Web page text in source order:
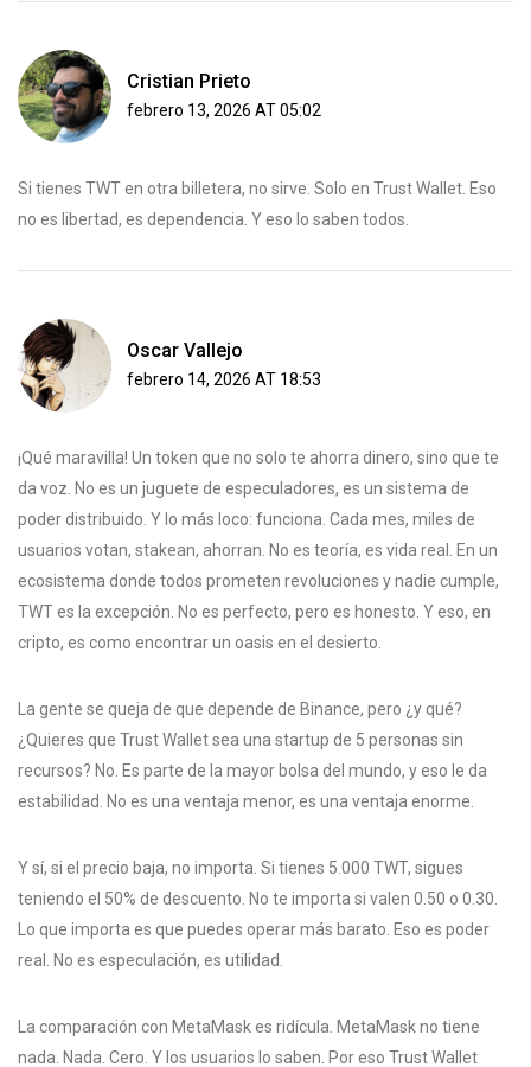
Cristian Prieto
febrero 13, 2026 AT 05:02
Si tienes TWT en otra billetera, no sirve. Solo en Trust Wallet. Eso
no es libertad, es dependencia. Y eso lo saben todos.
Oscar Vallejo
febrero 14, 2026 AT 18:53
¡Qué maravilla! Un token que no solo te ahorra dinero, sino que te
da voz. No es un juguete de especuladores, es un sistema de
poder distribuido. Y lo más loco: funciona. Cada mes, miles de
usuarios votan, stakean, ahorran. No es teoría, es vida real. En un
ecosistema donde todos prometen revoluciones y nadie cumple,
TWT es la excepción. No es perfecto, pero es honesto. Y eso, en
cripto, es como encontrar un oasis en el desierto.
La gente se queja de que depende de Binance, pero ¿y qué?
¿Quieres que Trust Wallet sea una startup de 5 personas sin
recursos? No. Es parte de la mayor bolsa del mundo, y eso le da
estabilidad. No es una ventaja menor, es una ventaja enorme.
Y sí, si el precio baja, no importa. Si tienes 5.000 TWT, sigues
teniendo el 50% de descuento. No te importa si valen 0.50 o 0.30.
Lo que importa es que puedes operar más barato. Eso es poder
real. No es especulación, es utilidad.
La comparación con MetaMask es ridícula. MetaMask no tiene
nada. Nada. Cero. Y los usuarios lo saben. Por eso Trust Wallet